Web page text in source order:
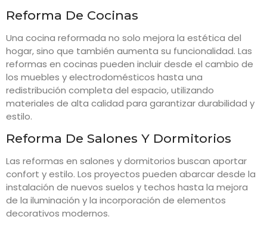
Reforma De Cocinas
Una cocina reformada no solo mejora la estética del
hogar, sino que también aumenta su funcionalidad. Las
reformas en cocinas pueden incluir desde el cambio de
los muebles y electrodomésticos hasta una
redistribución completa del espacio, utilizando
materiales de alta calidad para garantizar durabilidad y
estilo.
Reforma De Salones Y Dormitorios
Las reformas en salones y dormitorios buscan aportar
confort y estilo. Los proyectos pueden abarcar desde la
instalación de nuevos suelos y techos hasta la mejora
de la iluminación y la incorporación de elementos
decorativos modernos.